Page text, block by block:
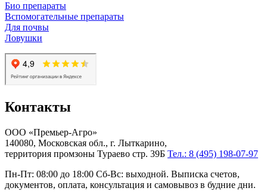
Био препараты
Вспомогательные препараты
Для почвы
Ловушки
Контакты
ООО «Премьер-Агро»
140080, Московская обл., г. Лыткарино,
территория промзоны Тураево стр. 39Б Тел.: 8 (495) 198-07-97
Пн-Пт: 08:00 до 18:00 Сб-Вс: выходной. Выписка счетов,
документов, оплата, консультация и самовывоз в будние дни.